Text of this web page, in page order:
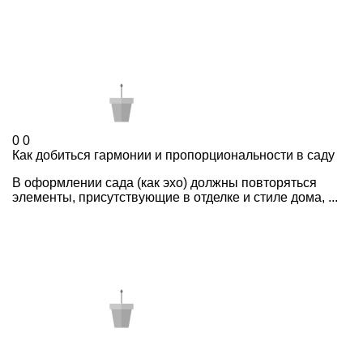
0 0
Как добиться гармонии и пропорциональности в саду
В оформлении сада (как эхо) должны повторяться
элементы, присутствующие в отделке и стиле дома, ...